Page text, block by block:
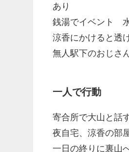
あり
銭湯でイベント
涼香にかけると透
無人駅下のおじさ
一人で行動
寄合所で大山と話
夜自宅、涼香の部
一日の終りに裏山